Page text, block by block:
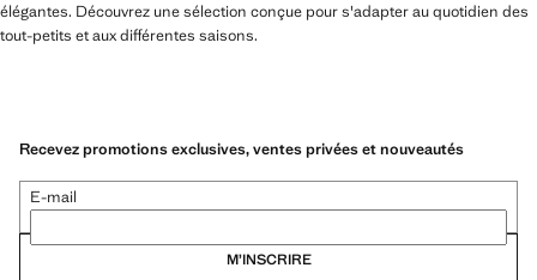
élégantes. Découvrez une sélection conçue pour s'adapter au quotidien des
tout-petits et aux différentes saisons.
Recevez promotions exclusives, ventes privées et nouveautés
E-mail
M’INSCRIRE